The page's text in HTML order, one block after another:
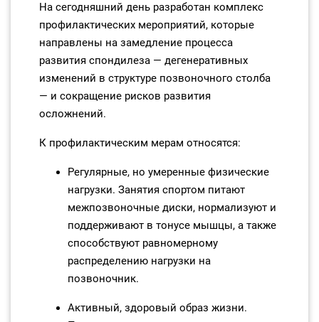
На сегодняшний день разработан комплекс
профилактических мероприятий, которые
направлены на замедление процесса
развития спондилеза — дегенеративных
изменений в структуре позвоночного столба
— и сокращение рисков развития
осложнений.
К профилактическим мерам относятся:
Регулярные, но умеренные физические
нагрузки. Занятия спортом питают
межпозвоночные диски, нормализуют и
поддерживают в тонусе мышцы, а также
способствуют равномерному
распределению нагрузки на
позвоночник.
Активный, здоровый образ жизни.